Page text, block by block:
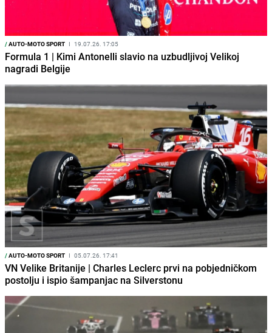
/AUTO-MOTO SPORT I 19.07.26. 17:05
Formula 1 | Kimi Antonelli slavio na uzbudljivoj Velikoj
nagradi Belgije
/AUTO-MOTO SPORT I 05.07.26. 17:41
VN Velike Britanije | Charles Leclerc prvi na pobjedničkom
postolju i ispio šampanjac na Silverstonu